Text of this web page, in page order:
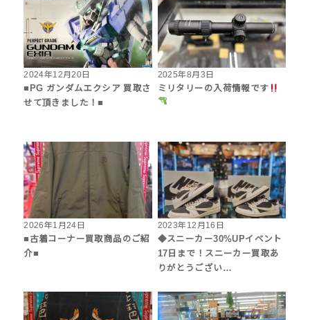
2024年12月20日
■PG ガンダムエクシア 買取さ
せて頂きました！■
2025年8月3日
ミリタリーの入荷情報です
2026年1月24日
■古着コーナー買取商品のご紹
介■
2023年12月16日
◆スニーカー30%UPイベント
17日まで！スニーカー買取あ
りがとうござい…